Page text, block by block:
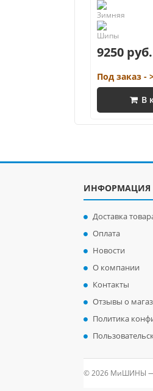
9250 руб.
Под заказ -
В
ИНФОРМАЦИЯ
Доставка
Оплата
Новости
О компании
Контакты
Отзывы о
Политика
© 2026 МиШИНЫ —